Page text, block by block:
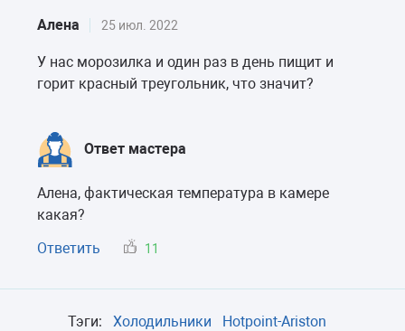
Алена 25 июл. 2022
У нас морозилка и один раз в день пищит и
горит красный треугольник, что значит?
Ответ мастера
Алена, фактическая температура в камере
какая?
Ответить
11
Тэги: Холодильники Hotpoint-Ariston